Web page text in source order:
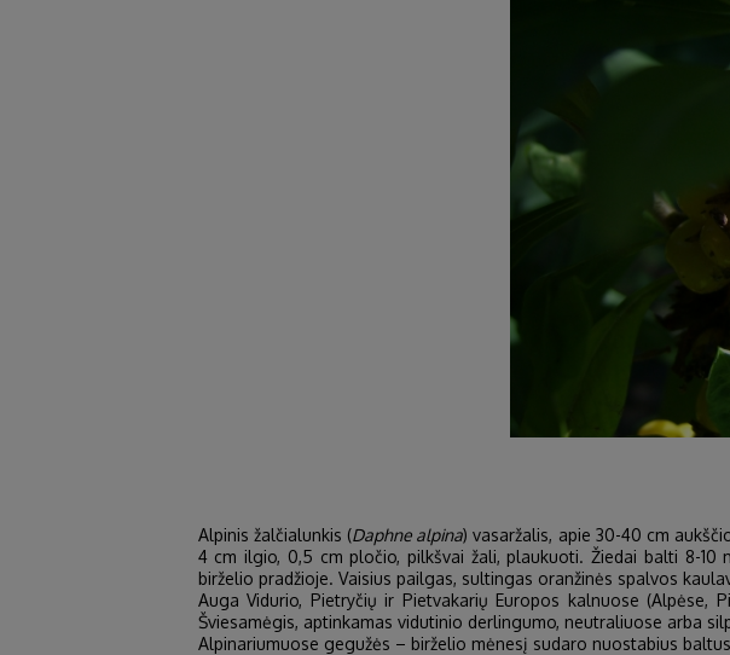
Alpinis žalčialunkis (Daphne alpina) vasaržalis, apie 30-40 cm
4 cm ilgio, 0,5 cm pločio, pilkšvai žali, plaukuoti. Žiedai balti 8-10
birželio pradžioje. Vaisius pailgas, sultingas oranžinės spalvos
Auga Vidurio, Pietryčių ir Pietvakarių Europos kalnuose
Šviesamėgis, aptinkamas vidutinio derlingumo, neutraliuose arba
Alpinariumuose gegužės – birželio mėnesį sudaro nuostabius